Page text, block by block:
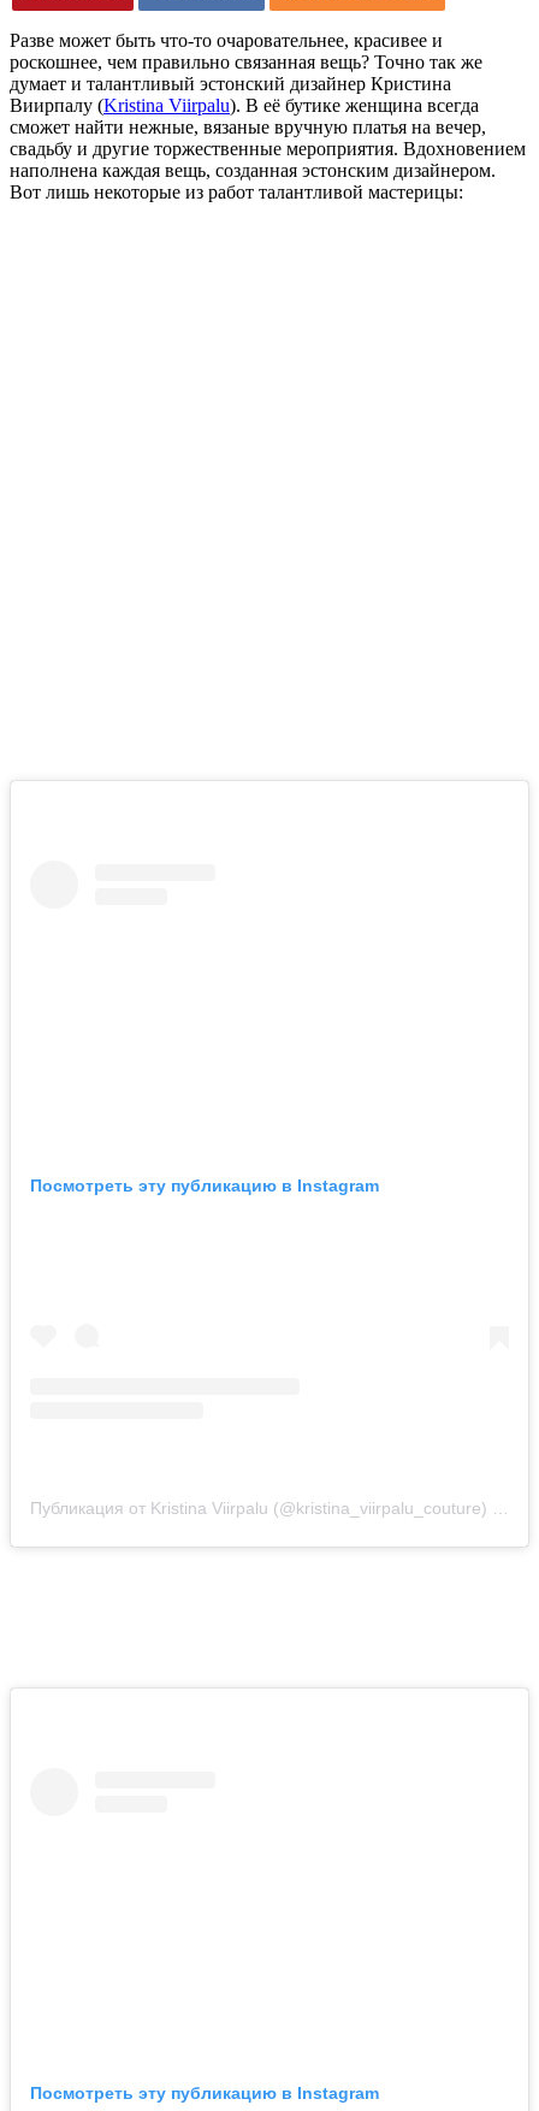
Разве может быть что-то очаровательнее, красивее и
роскошнее, чем правильно связанная вещь? Точно так же
думает и талантливый эстонский дизайнер Кристина
Виирпалу (Kristina Viirpalu). В её бутике женщина всегда
сможет найти нежные, вязаные вручную платья на вечер,
свадьбу и другие торжественные мероприятия. Вдохновением
наполнена каждая вещь, созданная эстонским дизайнером.
Вот лишь некоторые из работ талантливой мастерицы:
Посмотреть эту публикацию в Instagram
Публикация от Kristina Viirpalu (@kristina_viirpalu_couture)
Посмотреть эту публикацию в Instagram